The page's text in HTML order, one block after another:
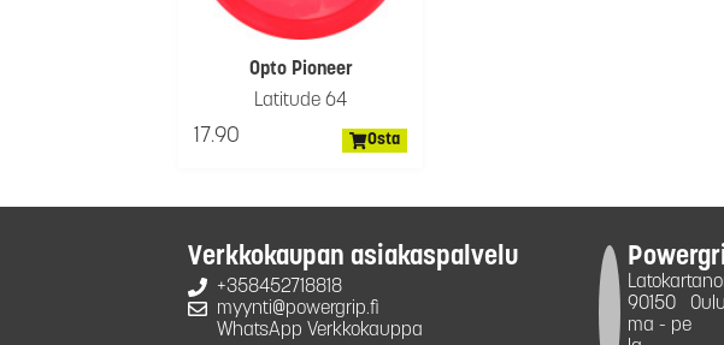
Opto Pioneer
Latitude 64
17.90 Osta
Verkkokaupan asiakaspalvelu
+358452718818
myynti@powergrip.fi
WhatsApp Verkkokauppa
90150
Oulu
ma - pe